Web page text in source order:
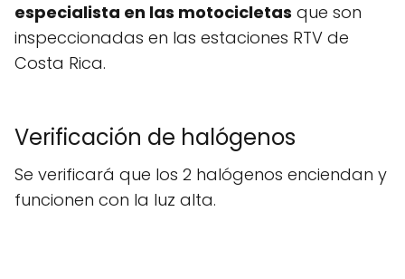
especialista en las motocicletas que son
inspeccionadas en las estaciones RTV de
Costa Rica.
Verificación de halógenos
Se verificará que los 2 halógenos enciendan y
funcionen con la luz alta.